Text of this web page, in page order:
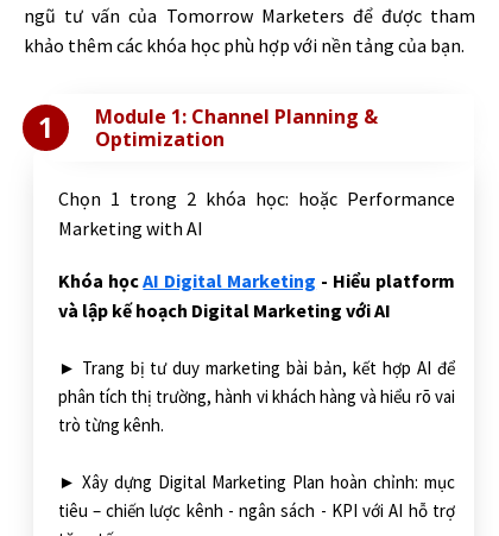
ngũ tư vấn của Tomorrow Marketers để được tham
khảo thêm các khóa học phù hợp với nền tảng của bạn.
Khóa họcAI Digital Marketing - Hiểu platform
và lập kế hoạch Digital Marketing với AI
► Trang bị tư duy marketing bài bản, kết hợp AI để
phân tích thị trường, hành vi khách hàng và hiểu rõ vai
trò từng kênh.
► Xây dựng Digital Marketing Plan hoàn chỉnh: mục
tiêu – chiến lược kênh - ngân sách - KPI với AI hỗ trợ
Chọn 1 trong 2 khóa học: hoặc Performance
Marketing with AI
Module 1: Channel Planning &
Optimization
1